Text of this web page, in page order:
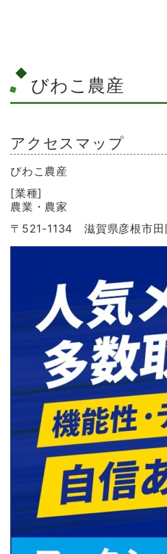
びわこ農産
アクセスマップ
びわこ農産
[業種]
農業・農家
〒521-1134 滋賀県彦根市田